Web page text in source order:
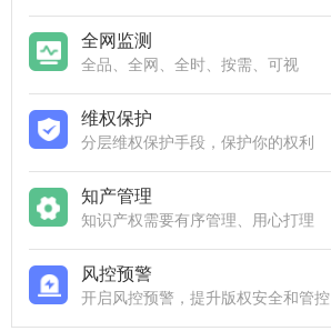
全网监测
全品、全网、全时、按需、可视
维权保护
分层维权保护手段，保护你的权利
知产管理
知识产权需要有序管理、用心打理
风控预警
开启风控预警，提升版权安全和管控